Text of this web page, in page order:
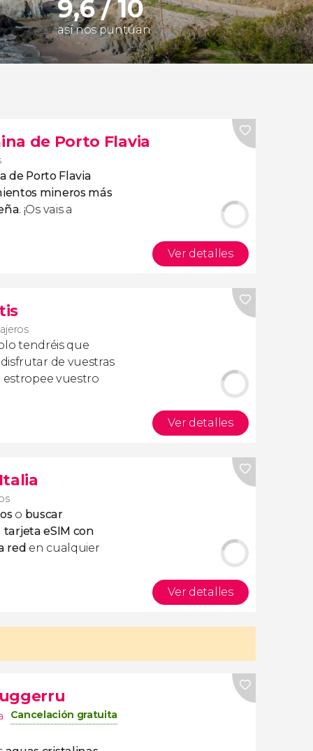
9,6 / 10
así nos puntúan
de Porto Flavia
de Porto Flavia
mineros más
. ¡Os vais a
Ver detalles
tendréis que
de vuestras
estropee vuestro
Ver detalles
o buscar
tarjeta eSIM con
red en cualquier
Ver detalles
Cancelación gratuita